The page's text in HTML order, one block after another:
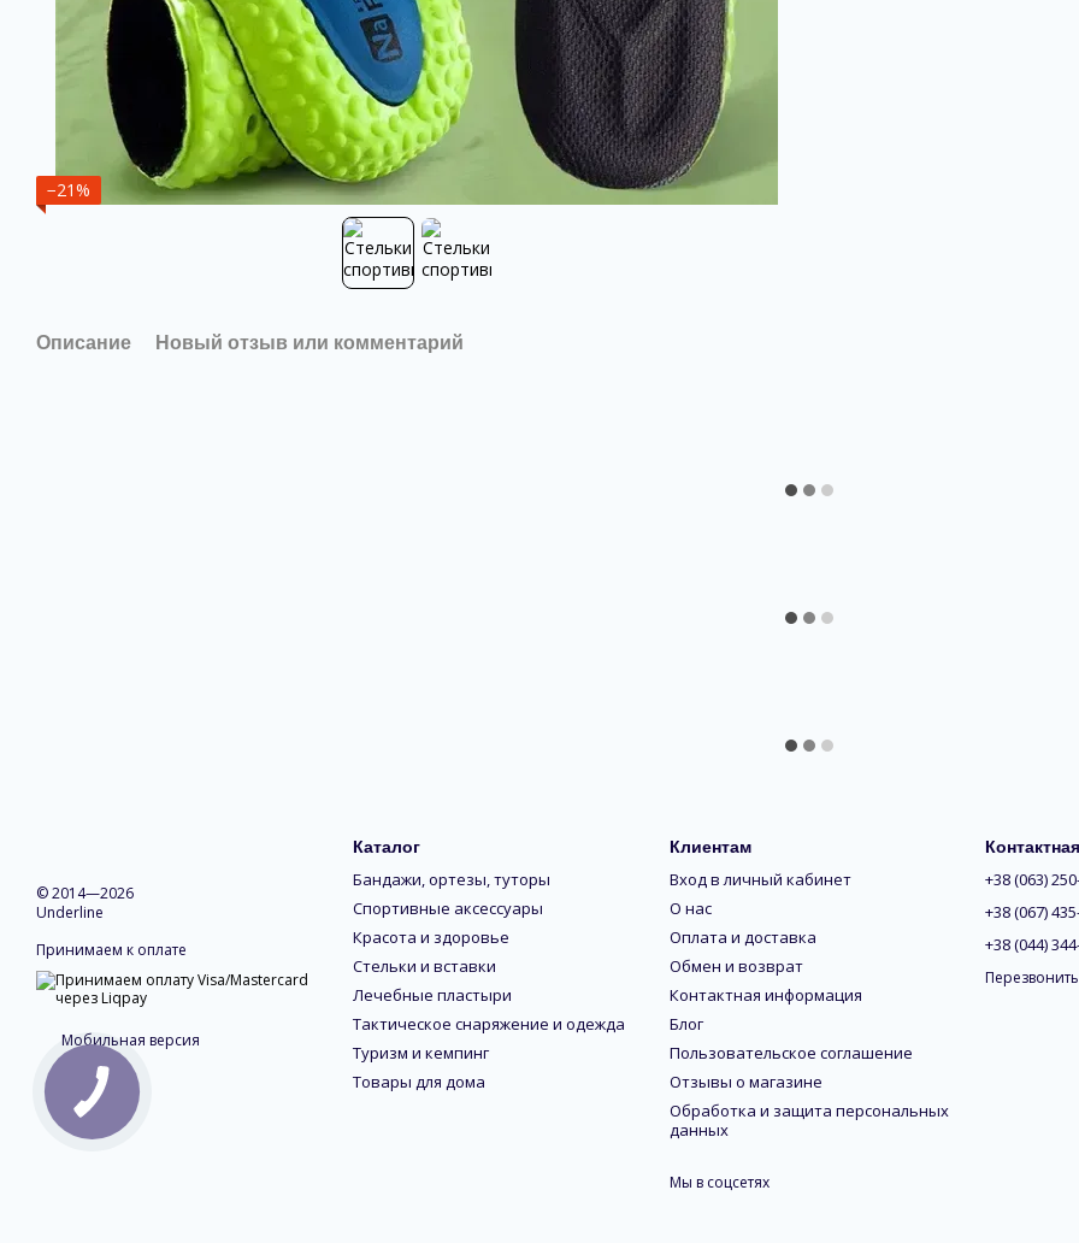
−21%
Описание Новый отзыв или комментарий
© 2014—2026
Underline
Принимаем к оплате
Мобильная версия
Каталог
Бандажи, ортезы, туторы
Cпортивные аксессуары
Красота и здоровье
Стельки и вставки
Лечебные пластыри
Тактическое снаряжение и одежда
Туризм и кемпинг
Товары для дома
Клиентам
Вход в личный кабинет
О нас
Оплата и доставка
Обмен и возврат
Контактная информация
Блог
Пользовательское соглашение
Отзывы о магазине
Обработка и защита персональных
данных
Мы в соцсетях
+38 (063)
+38 (067)
+38 (044)